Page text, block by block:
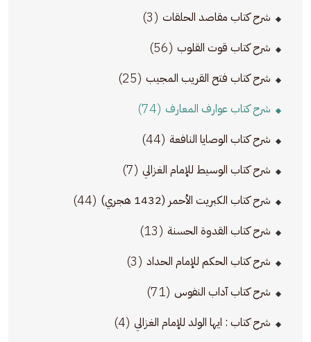
شرح كتاب مقاصد الحلقات (3)
شرح كتاب قوت القلوب (56)
شرح كتاب فتح القريب المجيب (25)
شرح كتاب عوارف المعارف (74)
شرح كتاب الوصايا النافعة (44)
شرح كتاب الوسيط للإمام الغزالي (7)
شرح كتاب الكبريت الأحمر (1432 هجري) (44)
شرح كتاب القدوة الحسنة (13)
شرح كتاب الحكم للإمام الحداد (3)
شرح كتاب آداب النفوس (71)
شرح كتاب : ايها الولد للإمام الغزالي (4)